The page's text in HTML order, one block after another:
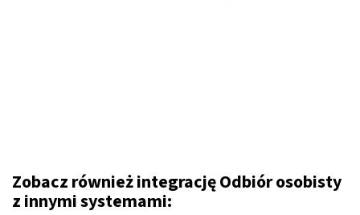
Zobacz również integrację Odbiór osobisty
z innymi systemami: